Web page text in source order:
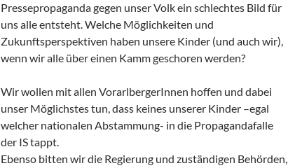
Pressepropaganda gegen unser Volk ein schlechtes Bild für
uns alle entsteht. Welche Möglichkeiten und
Zukunftsperspektiven haben unsere Kinder (und auch wir),
wenn wir alle über einen Kamm geschoren werden?
Wir wollen mit allen VorarlbergerInnen hoffen und dabei
unser Möglichstes tun, dass keines unserer Kinder –egal
welcher nationalen Abstammung- in die Propagandafalle
der IS tappt.
Ebenso bitten wir die Regierung und zuständigen Behörden,